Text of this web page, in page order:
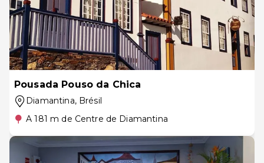
Pousada Pouso da Chica
Diamantina, Brésil
A 181 m de Centre de Diamantina